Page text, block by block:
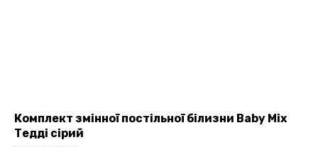
Комплект змінної постільної білизни Baby Mix
Тедді сірий